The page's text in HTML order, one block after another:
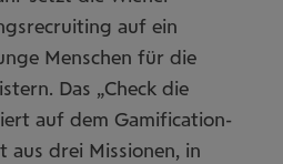
auf ein
Menschen für die
Das „Check die
auf dem Gamification-
aus drei Missionen, in